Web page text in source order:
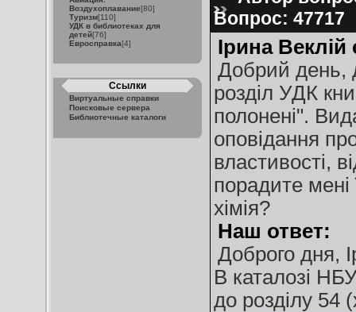
Воздухоплавание[80]
Туризм[110]
УДК в библиотеках для
детей[76]
Евросправка[4]
Ссылки
Виртуальные справки
Поисковые сервера
Библиотечные каталоги
Вопрос: 47717
Ірина
Добрий день,
розділ УДК
полонені".
оповідання
властивості,
порадите мені
хімія?
Наш ответ:
Доброго дня,
В каталозі
до розділу 54